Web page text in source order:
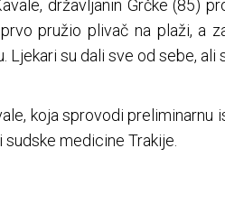
državljanin Grčke (85)
pružio plivač na plaži, a
Ljekari su dali sve od sebe, ali
koјa sprovodi preliminarnu
medicine Trakiјe.